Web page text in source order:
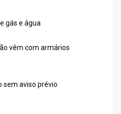
gás e água
vêm com armários
sem aviso prévio